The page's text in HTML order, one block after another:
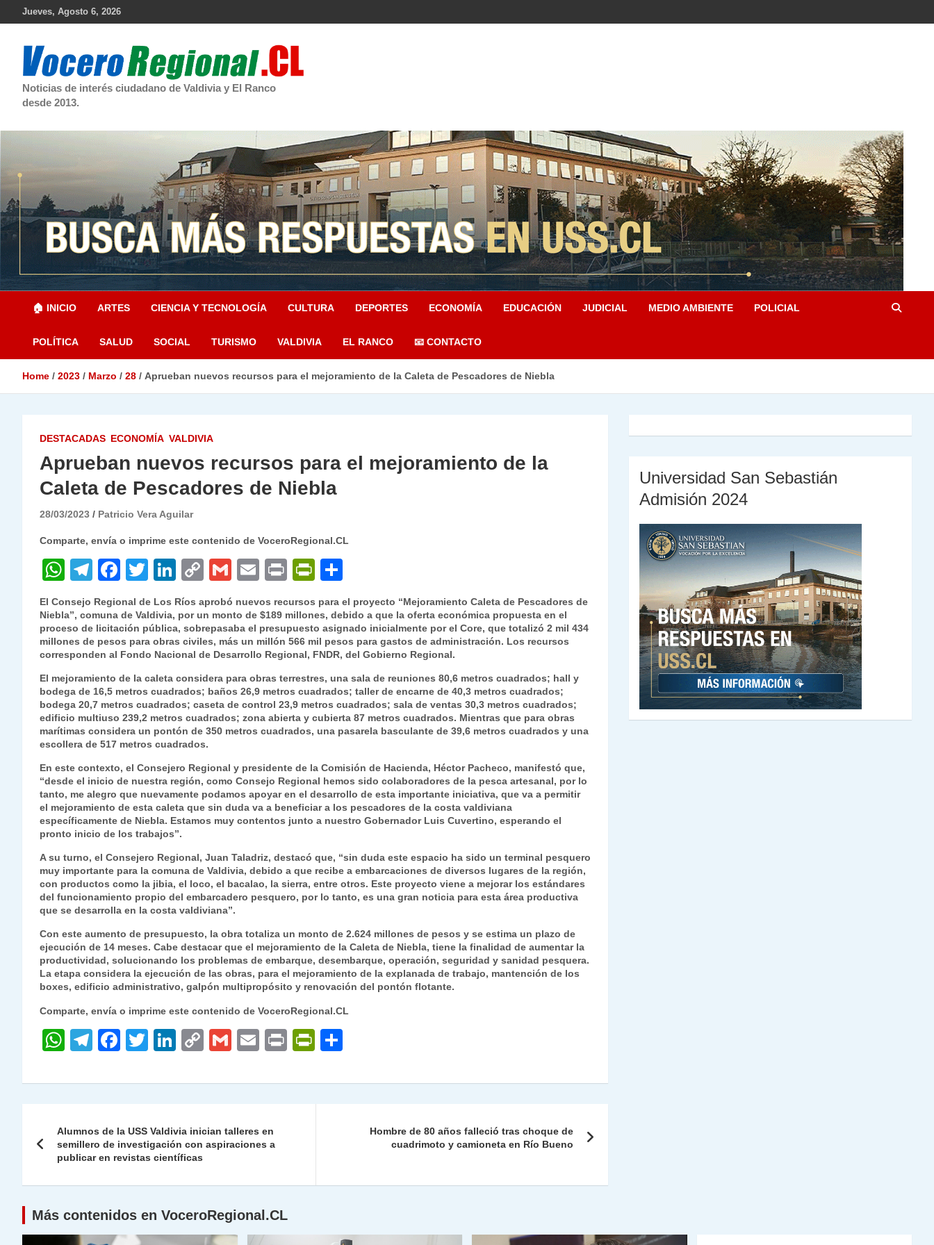
Jueves, Agosto 6, 2026
Noticias de interés ciudadano de Valdivia y El Ranco
desde 2013.
🏠 INICIO ARTES CIENCIA Y TECNOLOGÍA CULTURA DEPORTES ECONOMÍA EDUCACIÓN JUDICIAL MEDIO AMBIENTE POLICIAL
POLÍTICA SALUD SOCIAL TURISMO VALDIVIA EL RANCO 📧 CONTACTO
Home 2023 Marzo 28 Aprueban nuevos recursos para el mejoramiento de la Caleta de Pescadores de Niebla
DESTACADAS ECONOMÍA VALDIVIA
Aprueban nuevos recursos para el mejoramiento de la
Caleta de Pescadores de Niebla
28/03/2023 Patricio Vera Aguilar
Comparte, envía o imprime este contenido de VoceroRegional.CL
W
at
s
A
p
p
T
el
e
gr
a
m
F
c
e
b
o
o
k
T
w
itt
er
Li
n
k
e
dI
n
C
p
y
Li
n
k
G
ai
l
E
ai
l
P
nt
P
nt
Fr
ie
n
dl
y
o
m
p
ar
tir
El Consejo Regional de Los Ríos aprobó nuevos recursos para el proyecto “Mejoramiento Caleta de Pescadores de
Niebla”, comuna de Valdivia, por un monto de $189 millones, debido a que la oferta económica propuesta en el
proceso de licitación pública, sobrepasaba el presupuesto asignado inicialmente por el Core, que totalizó 2 mil 434
millones de pesos para obras civiles, más un millón 566 mil pesos para gastos de administración. Los recursos
corresponden al Fondo Nacional de Desarrollo Regional, FNDR, del Gobierno Regional.
El mejoramiento de la caleta considera para obras terrestres, una sala de reuniones 80,6 metros cuadrados; hall y
bodega de 16,5 metros cuadrados; baños 26,9 metros cuadrados; taller de encarne de 40,3 metros cuadrados;
bodega 20,7 metros cuadrados; caseta de control 23,9 metros cuadrados; sala de ventas 30,3 metros cuadrados;
edificio multiuso 239,2 metros cuadrados; zona abierta y cubierta 87 metros cuadrados. Mientras que para obras
marítimas considera un pontón de 350 metros cuadrados, una pasarela basculante de 39,6 metros cuadrados y una
escollera de 517 metros cuadrados.
En este contexto, el Consejero Regional y presidente de la Comisión de Hacienda, Héctor Pacheco, manifestó que,
“desde el inicio de nuestra región, como Consejo Regional hemos sido colaboradores de la pesca artesanal, por lo
tanto, me alegro que nuevamente podamos apoyar en el desarrollo de esta importante iniciativa, que va a permitir
el mejoramiento de esta caleta que sin duda va a beneficiar a los pescadores de la costa valdiviana
específicamente de Niebla. Estamos muy contentos junto a nuestro Gobernador Luis Cuvertino, esperando el
pronto inicio de los trabajos”.
A su turno, el Consejero Regional, Juan Taladriz, destacó que, “sin duda este espacio ha sido un terminal pesquero
muy importante para la comuna de Valdivia, debido a que recibe a embarcaciones de diversos lugares de la región,
con productos como la jibia, el loco, el bacalao, la sierra, entre otros. Este proyecto viene a mejorar los estándares
del funcionamiento propio del embarcadero pesquero, por lo tanto, es una gran noticia para esta área productiva
que se desarrolla en la costa valdiviana”.
Con este aumento de presupuesto, la obra totaliza un monto de 2.624 millones de pesos y se estima un plazo de
ejecución de 14 meses. Cabe destacar que el mejoramiento de la Caleta de Niebla, tiene la finalidad de aumentar la
productividad, solucionando los problemas de embarque, desembarque, operación, seguridad y sanidad pesquera.
La etapa considera la ejecución de las obras, para el mejoramiento de la explanada de trabajo, mantención de los
boxes, edificio administrativo, galpón multipropósito y renovación del pontón flotante.
Comparte, envía o imprime este contenido de VoceroRegional.CL
W
at
A
p
T
e
a
m
F
c
b
o
T
itt
Li
k
dI
n
C
p
Li
n
G
ai
E
ai
P
nt
P
nt m
de
Alumnos de la USS Valdivia inician talleres en
semillero de investigación con aspiraciones a
publicar en revistas científicas
Hombre de 80 años falleció tras choque de
cuadrimoto y camioneta en Río Bueno
Universidad San Sebastián
Admisión 2024
Más contenidos en VoceroRegional.CL